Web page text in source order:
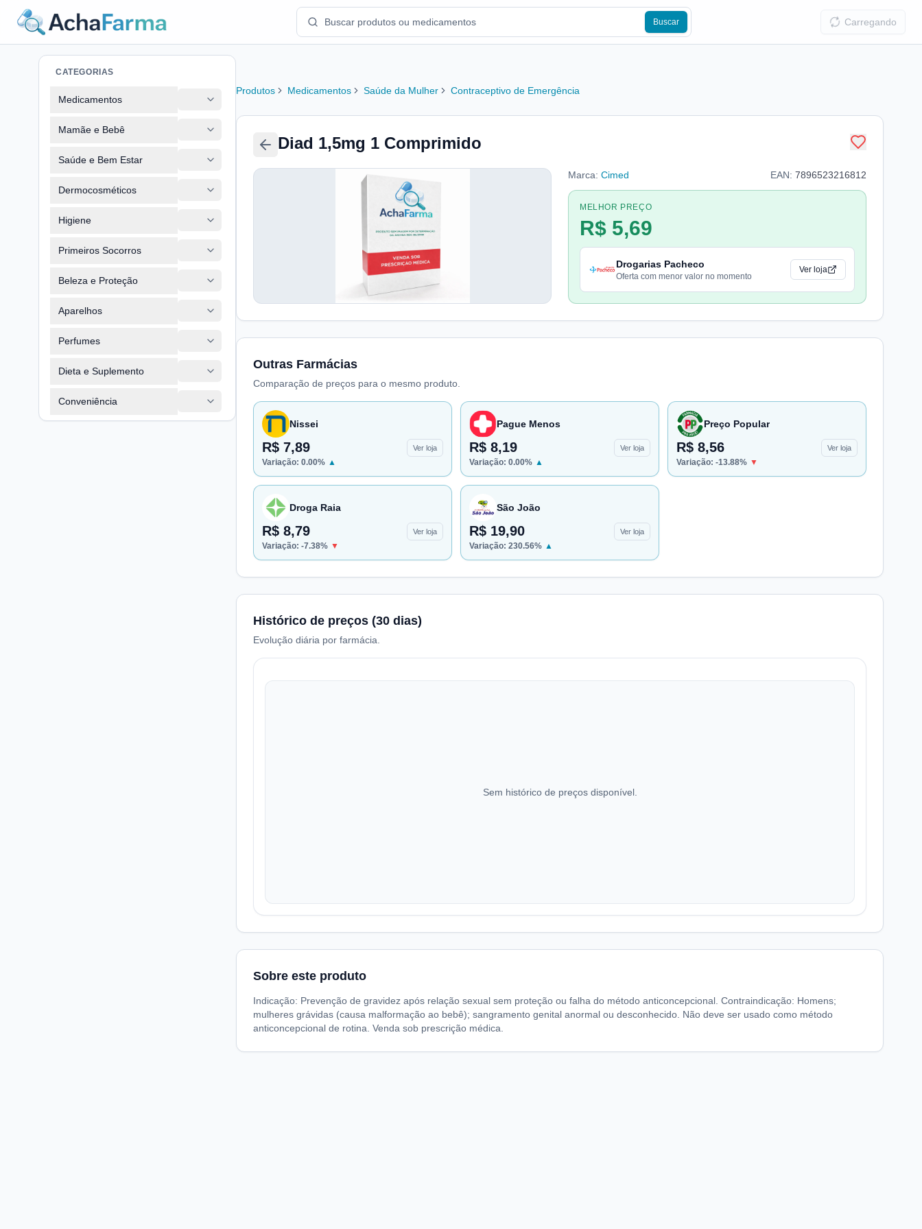
Buscar Carregando
CATEGORIAS
Medicamentos
Mamãe e Bebê
Saúde e Bem Estar
Dermocosméticos
Higiene
Primeiros Socorros
Beleza e Proteção
Aparelhos
Perfumes
Dieta e Suplemento
Conveniência
Produtos Medicamentos Saúde da Mulher Contraceptivo de Emergência
Diad 1,5mg 1 Comprimido
Marca: Cimed EAN: 7896523216812
MELHOR PREÇO
R$ 5,69
Drogarias Pacheco
Oferta com menor valor no momento
Ver loja
Outras Farmácias
Comparação de preços para o mesmo produto.
Nissei
R$ 7,89 Ver loja
Variação: 0.00% ▲
Pague Menos
R$ 8,19 Ver loja
Variação: 0.00% ▲
Preço Popular
R$ 8,56 Ver loja
Variação: -13.88% ▼
Droga Raia
R$ 8,79 Ver loja
Variação: -7.38% ▼
São João
R$ 19,90 Ver loja
Variação: 230.56% ▲
Histórico de preços (30 dias)
Evolução diária por farmácia.
Sem histórico de preços disponível.
Sobre este produto
Indicação: Prevenção de gravidez após relação sexual sem proteção ou falha do método anticoncepcional. Contraindicação: Homens;
mulheres grávidas (causa malformação ao bebê); sangramento genital anormal ou desconhecido. Não deve ser usado como método
anticoncepcional de rotina. Venda sob prescrição médica.